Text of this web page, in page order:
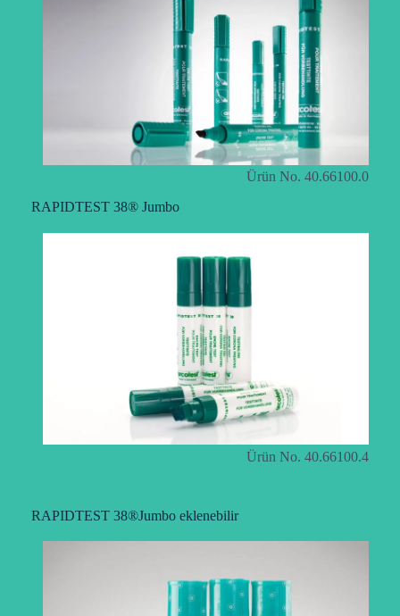
Ürün No. 40.66100.0
RAPIDTEST 38® Jumbo
Ürün No. 40.66100.4
RAPIDTEST 38®Jumbo eklenebilir